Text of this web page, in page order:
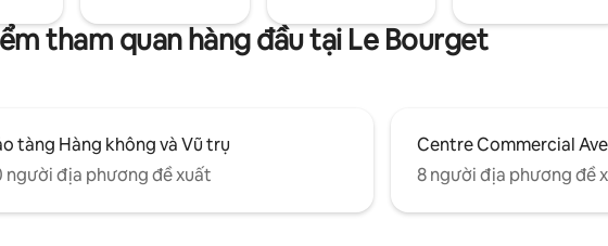
tham quan hàng đầu tại Le Bourget
tàng Hàng không và Vũ trụ
người địa phương đề xuất
Centre Commercial
8 người địa phương đề